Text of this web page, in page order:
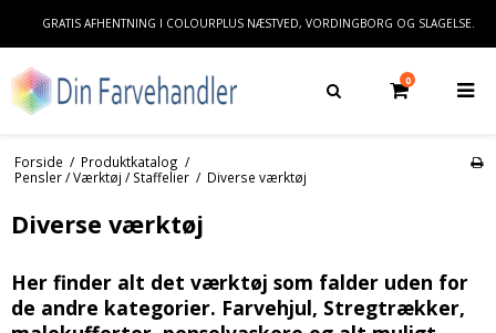
GRATIS AFHENTNING I COLOURPLUS NÆSTVED, VORDINGBORG OG SLAGELSE.
0
Forside / Produktkatalog /
Pensler / Værktøj / Staffelier / Diverse værktøj
Diverse værktøj
Her finder alt det værktøj som falder uden for
de andre kategorier. Farvehjul, Stregtrækker,